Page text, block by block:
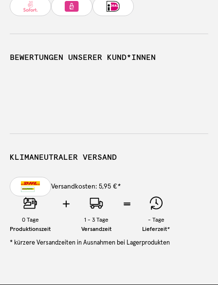
BEWERTUNGEN UNSERER KUND*INNEN
KLIMANEUTRALER VERSAND
Versandkosten: 5,95 €*
0Tage
Produktionszeit
1 - 3 Tage
Versandzeit
- Tage
Lieferzeit*
* kürzere Versandzeiten in Ausnahmen bei Lagerprodukten